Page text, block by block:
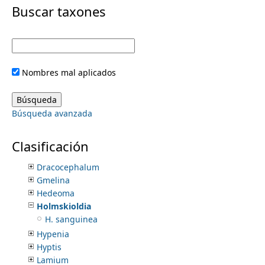
i
m
r
y
t
n
u
Buscar taxones
Nombres mal aplicados
Búsqueda avanzada
Clasificación
Acanthomintha
Agastache
Callicarpa
Clerodendrum
Clinopodium
Cornutia
Cunila
Dracocephalum
Gmelina
Hedeoma
Holmskioldia
H. sanguinea
Hypenia
Hyptis
Lamium